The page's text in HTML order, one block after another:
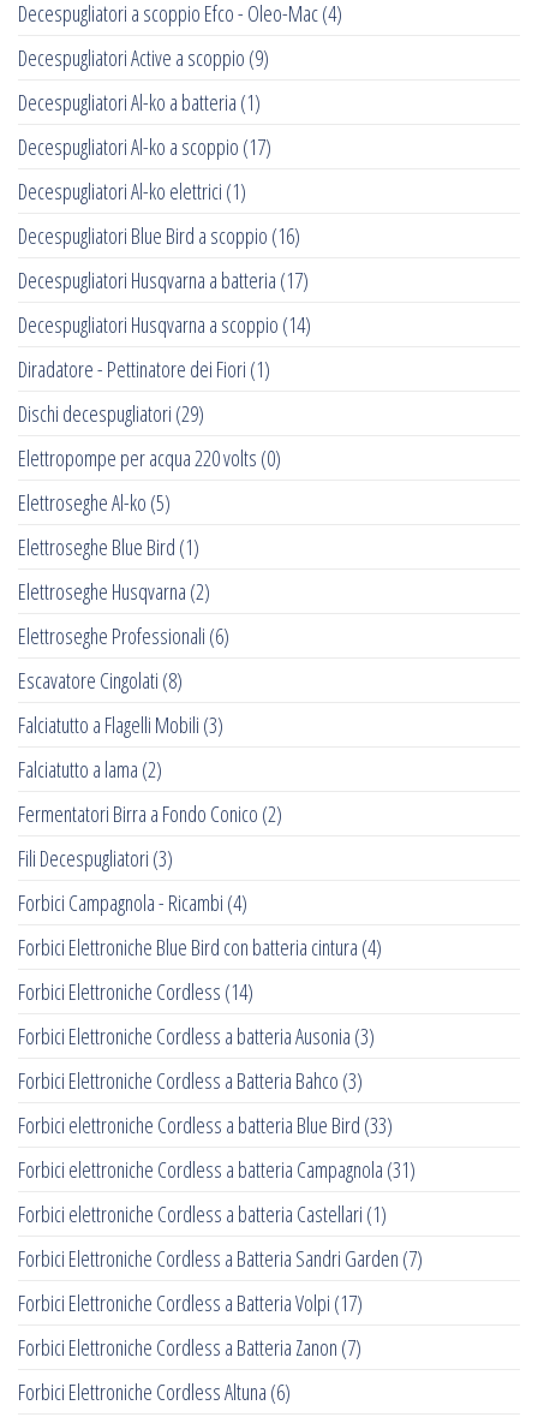
Decespugliatori a scoppio Efco - Oleo-Mac(4)
Decespugliatori Active a scoppio (9)
Decespugliatori Al-ko a batteria (1)
Decespugliatori Al-ko a scoppio (17)
Decespugliatori Al-ko elettrici (1)
Decespugliatori Blue Bird a scoppio (16)
Decespugliatori Husqvarna a batteria (17)
Decespugliatori Husqvarna a scoppio (14)
Diradatore - Pettinatore dei Fiori (1)
Dischi decespugliatori (29)
Elettropompe per acqua 220 volts (0)
Elettroseghe Al-ko (5)
Elettroseghe Blue Bird (1)
Elettroseghe Husqvarna (2)
Elettroseghe Professionali (6)
Escavatore Cingolati (8)
Falciatutto a Flagelli Mobili (3)
Falciatutto a lama (2)
Fermentatori Birra a Fondo Conico (2)
Fili Decespugliatori (3)
Forbici Campagnola - Ricambi (4)
Forbici Elettroniche Blue Bird con batteria cintura (4)
Forbici Elettroniche Cordless (14)
Forbici Elettroniche Cordless a batteria Ausonia (3)
Forbici Elettroniche Cordless a Batteria Bahco (3)
Forbici elettroniche Cordless a batteria Blue Bird (33)
Forbici elettroniche Cordless a batteria Campagnola (31)
Forbici elettroniche Cordless a batteria Castellari (1)
Forbici Elettroniche Cordless a Batteria Sandri Garden (7)
Forbici Elettroniche Cordless a Batteria Volpi (17)
Forbici Elettroniche Cordless a Batteria Zanon (7)
Forbici Elettroniche Cordless Altuna (6)